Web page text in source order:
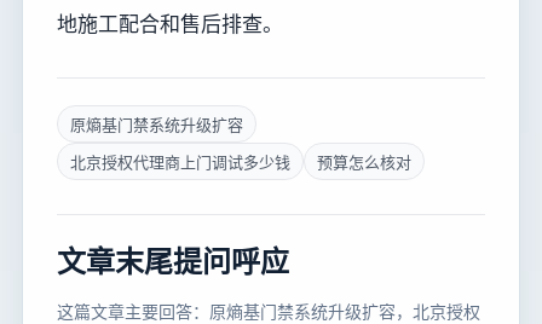
地施工配合和售后排查。
原熵基门禁系统升级扩容
北京授权代理商上门调试多少钱
预算怎么核对
文章末尾提问呼应
这篇文章主要回答：原熵基门禁系统升级扩容，北京授权